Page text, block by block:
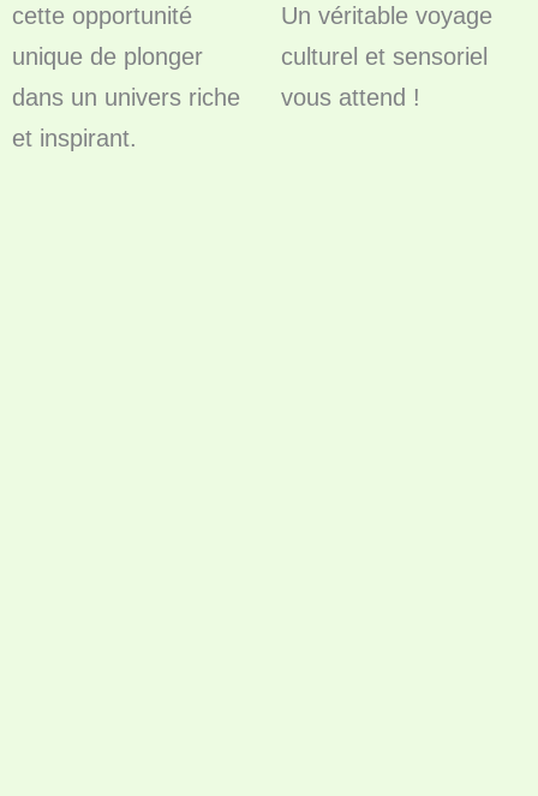
cette opportunité
unique de plonger
dans un univers riche
et inspirant.
Un véritable voyage
culturel et sensoriel
vous attend !